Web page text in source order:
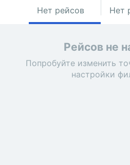
Нет рейсов Нет
Рейсов не
Попробуйте изменить
настройки